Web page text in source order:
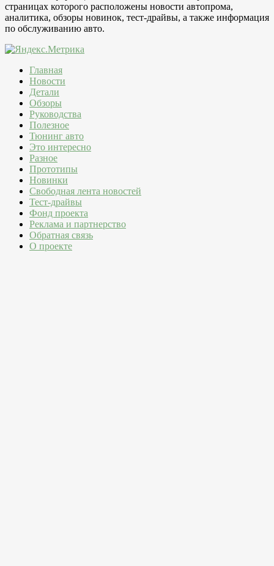
страницах которого расположены новости автопрома,
аналитика, обзоры новинок, тест-драйвы, а также информация
по обслуживанию авто.
Главная
Новости
Детали
Обзоры
Руководства
Полезное
Тюнинг авто
Это интересно
Разное
Прототипы
Новинки
Свободная лента новостей
Тест-драйвы
Фонд проекта
Реклама и партнерство
Обратная связь
О проекте